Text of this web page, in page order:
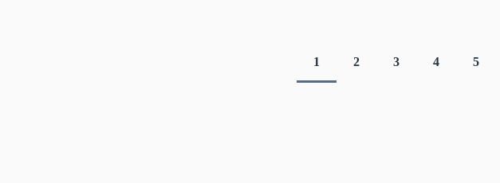
Seitennummerierung
1 2 3 4 5